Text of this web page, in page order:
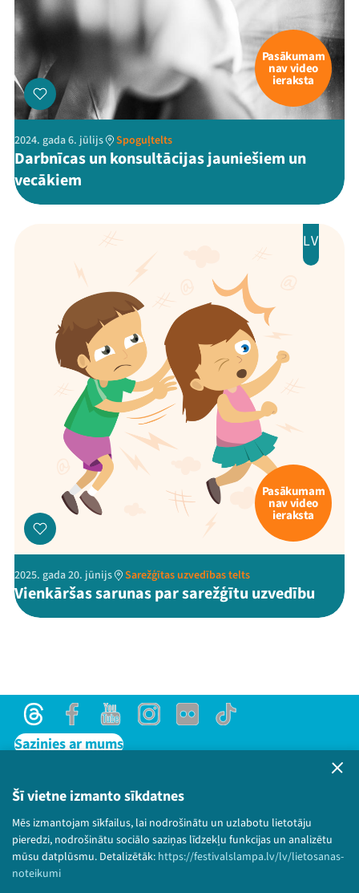
Šī vietne izmanto sīkdatnes
Mēs izmantojam sīkfailus, lai nodrošinātu un uzlabotu lietotāju
pieredzi, nodrošinātu sociālo saziņas līdzekļu funkcijas un analizētu
mūsu datplūsmu. Detalizētāk: https://festivalslampa.lv/lv/lietosanas-
noteikumi
Pasākumam
nav video
ieraksta
2024. gada 6. jūlijs Spoguļtelts
Darbnīcas un konsultācijas jauniešiem un
vecākiem
LV
Pasākumam
nav video
ieraksta
2025. gada 20. jūnijs Sarežģītas uzvedības telts
Vienkāršas sarunas par sarežģītu uzvedību
ThreadsFacebookYoutubeInstagram
Flick TikTok
Sazinies ar mums
Lietošanas noteikumi un sīkdatņu politika
Bērnu aizsardzības politika
© 2026 Sarunu festivāls LAMPA Visas tiesības
paturētas.